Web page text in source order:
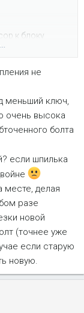
к блоку
высверливать,
не
меньший ключ,
очень высока
болта
если шпилька
месте, делая
разе
новой
(точнее уже
если старую
новую.